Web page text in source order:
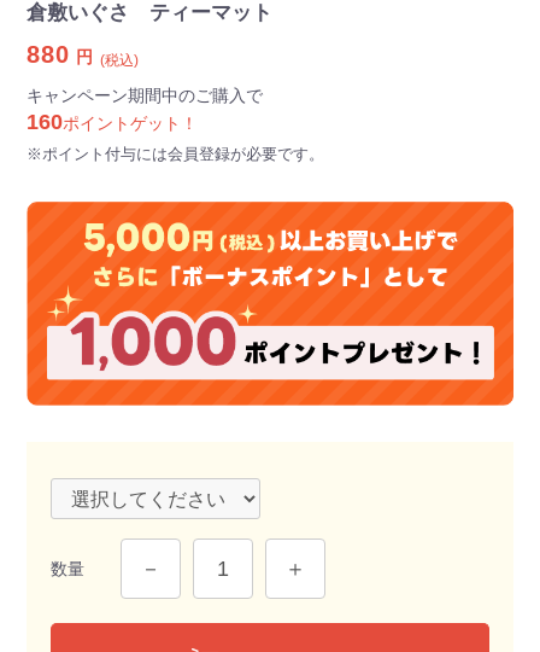
倉敷いぐさ ティーマット
880 円 (税込)
キャンペーン期間中のご購入で
160ポイントゲット！
※ポイント付与には会員登録が必要です。
数量